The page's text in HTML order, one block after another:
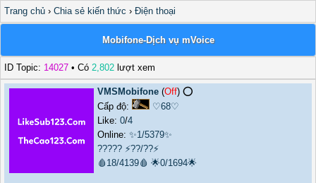
Trang chủ › Chia sẻ kiến thức › Điện thoại
Mobifone-Dịch vụ mVoice
ID Topic: 14027 • Có 2,802 lượt xem
VMSMobifone (Off) ⭕️
Cấp độ:
♡68♡
Like: 0/4
Online: ✨1/5379✨
????? ⚡??/??⚡
🩸18/4139🩸 🌟0/1694🌟